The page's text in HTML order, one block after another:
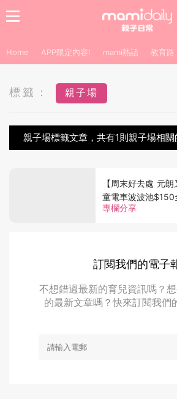
Home APP限定內容! mami熱話 教育路
標籤： 親子場
親子場標籤文章，共有1則親子場相
專欄分享
【周末好去處 元
童電車波波池$150
訂閱我們的電子
不想錯過最新的育兒資訊嗎？
的最新文章嗎？快來訂閱我們